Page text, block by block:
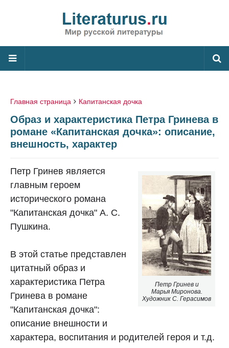
Главная страница Капитанская дочка
Образ и характеристика Петра Гринева в
романе «Капитанская дочка»: описание,
внешность, характер
Петр Гринев и
Марья Миронова.
Художник С. Герасимов
Петр Гринев является
главным героем
исторического романа
"Капитанская дочка" А. С.
Пушкина.
В этой статье представлен
цитатный образ и
характеристика Петра
Гринева в романе
"Капитанская дочка":
описание внешности и
характера, воспитания и родителей героя и т.д.